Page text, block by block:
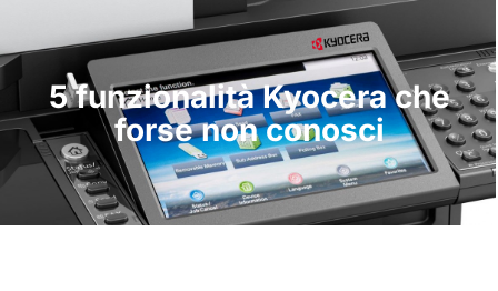
5 funzionalità Kyocera che
forse non conosci